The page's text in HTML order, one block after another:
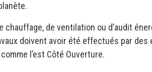
de ventilation ou d’audit
doivent avoir été effectués par des
l’est Côté Ouverture.